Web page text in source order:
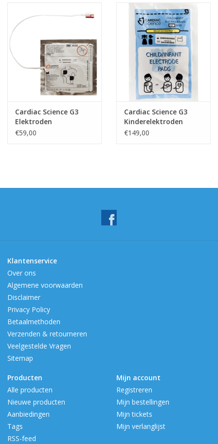
Cardiac Science G3
Elektroden
Volwassenen
€59,00
Cardiac Science G3
Kinderelektroden
€149,00
Klantenservice
Over ons
Algemene voorwaarden
Disclaimer
Privacy Policy
Betaalmethoden
Verzenden & retourneren
Veelgestelde Vragen
Sitemap
Producten
Alle producten
Nieuwe producten
Aanbiedingen
Tags
RSS-feed
Mijn account
Registreren
Mijn bestellingen
Mijn tickets
Mijn verlanglijst